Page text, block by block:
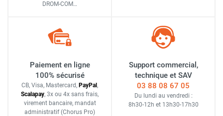
DROM-COM…
Paiement en ligne
100% sécurisé
CB, Visa, Mastercard, PayPal ,
Scalapay, 3x ou 4x sans frais,
virement bancaire, mandat
administratif (Chorus Pro)
Support commercial,
technique et SAV
03 88 08 67 05
Du lundi au vendredi :
8h30-12h et 13h30-17h30